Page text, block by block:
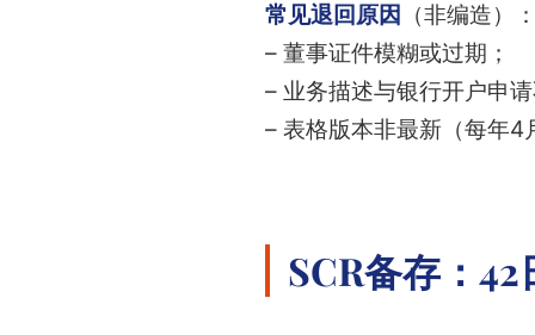
常见退回原因
（非编造）
– 董事证件模糊或过期；
– 业务描述与银行开户申
– 表格版本非最新（每年4
SCR备存：